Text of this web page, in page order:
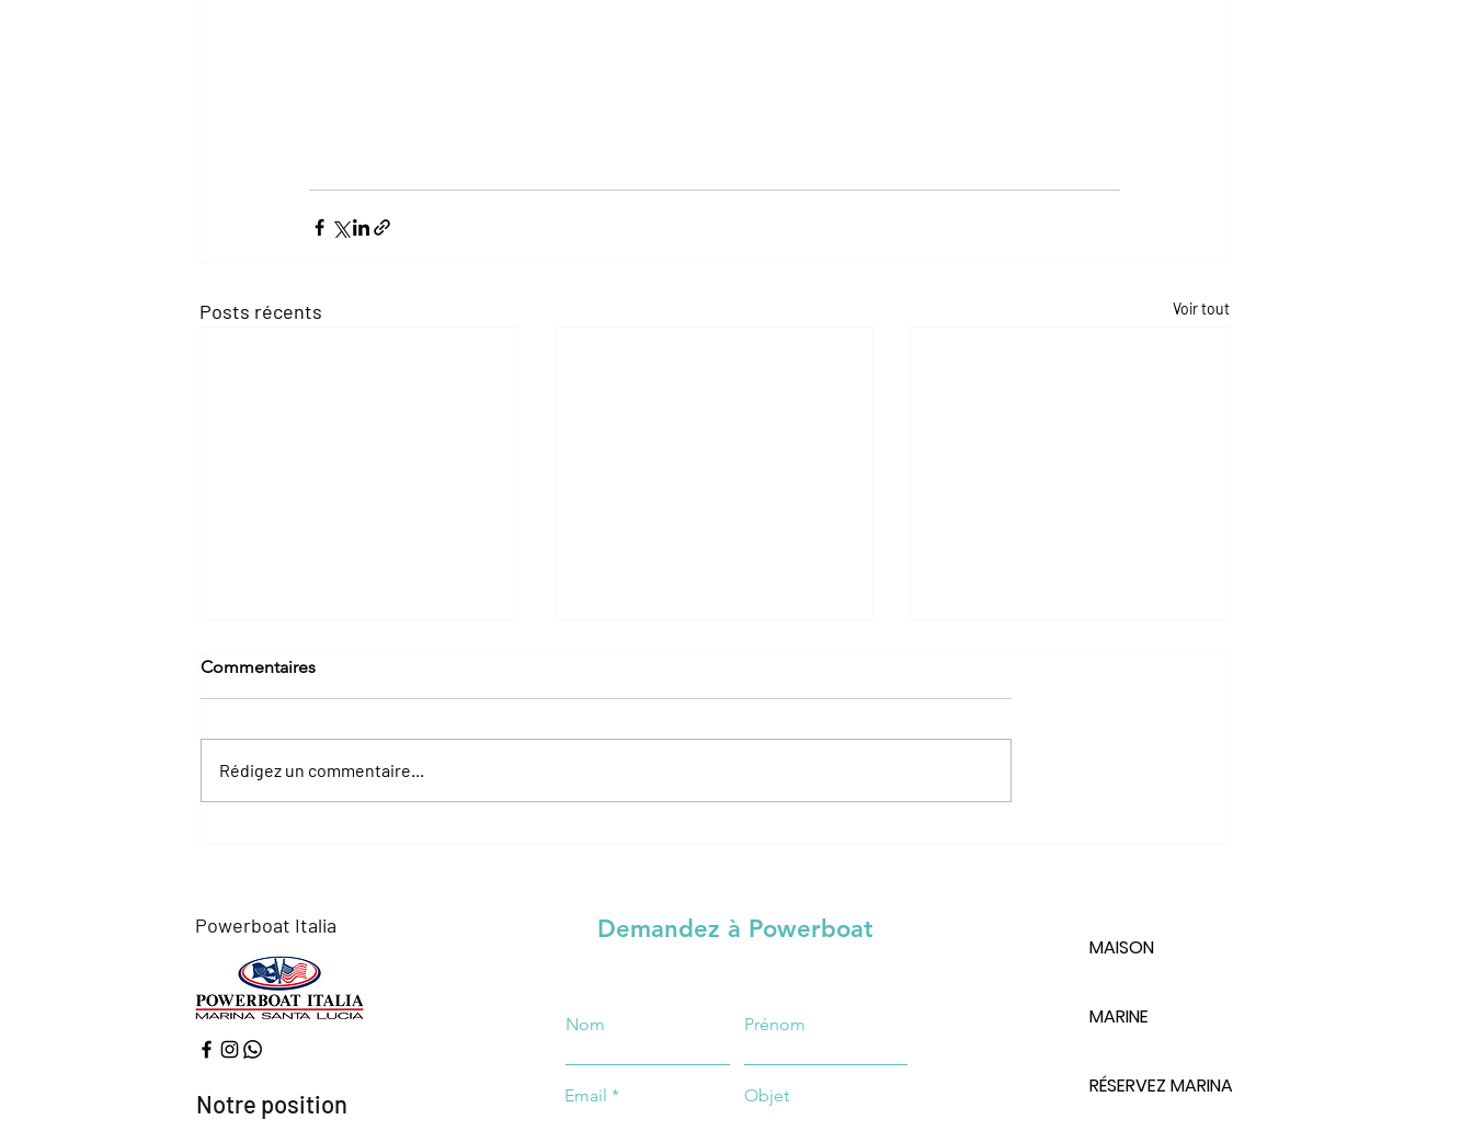
Posts récents Voir tout
Commentaires
Rédigez un commentaire...
Powerboat Italia
Notre position
Demandez à Powerboat
Nom Prénom
Email Objet
MAISON
MARINE
RÉSERVEZ MARINA